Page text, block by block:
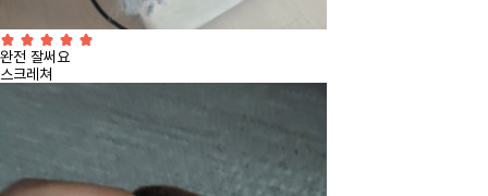
완전 잘써요
스크레쳐